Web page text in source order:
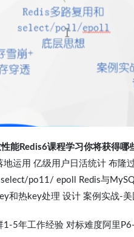
能Redis6课程学习你将获得哪
地运用 亿级用户日活统计 布
po11/ epoll Redis与
和热key处理 设计 案例实战-
1-5年工作经验 对标难度阿里